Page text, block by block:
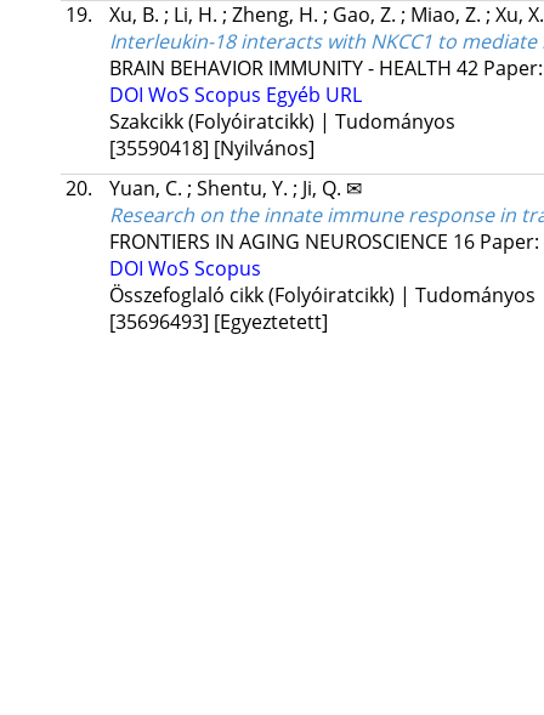
19.
Xu, B. ; Li, H. ; Zheng, H. ; Gao, Z. ; Miao, Z. ; Xu,
Interleukin-18 interacts with NKCC1 to
BRAIN BEHAVIOR IMMUNITY - HEALTH 42
DOI WoS Scopus Egyéb URL
Szakcikk (Folyóiratcikk) | Tudományos
[35590418] [Nyilvános]
20.
Yuan, C. ; Shentu, Y. ; Ji, Q. ✉
Research on the innate immune response in
FRONTIERS IN AGING NEUROSCIENCE 16
DOI WoS Scopus
Összefoglaló cikk (Folyóiratcikk) | Tudományos
[35696493] [Egyeztetett]